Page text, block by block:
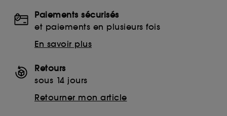
Paiements sécurisés
et paiements en plusieurs fois
En savoir plus
Retours
sous 14 jours
Retourner mon article